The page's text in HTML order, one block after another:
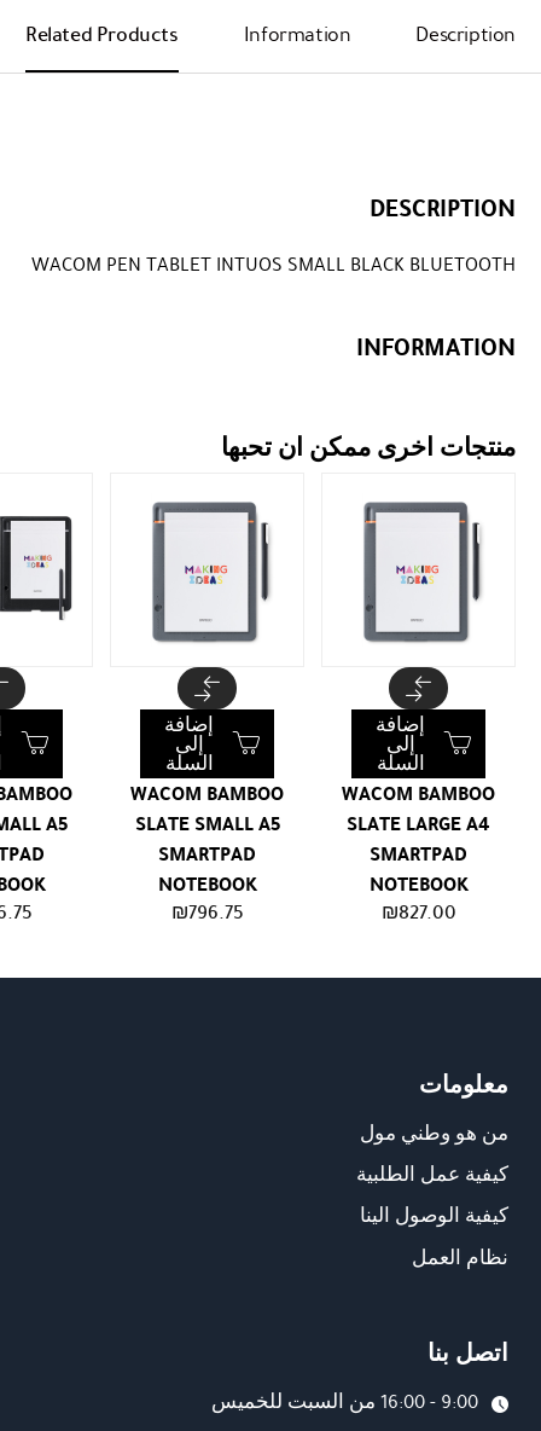
Description
Information
Related Products
DESCRIPTION
WACOM PEN TABLET INTUOS SMALL BLACK BLUETOOTH
INFORMATION
منتجات اخرى ممكن ان تحبها
WACOM BAMBOO
SLATE LARGE A4
SMARTPAD
NOTEBOOK
₪827.00
إضافة
إلى
السلة
WACOM BAMBOO
SLATE SMALL A5
SMARTPAD
NOTEBOOK
₪796.75
إضافة
إلى
السلة
A5
معلومات
من هو وطني مول
كيفية عمل الطلبية
كيفية الوصول الينا
نظام العمل
اتصل بنا
9:00 - 16:00 من السبت للخميس